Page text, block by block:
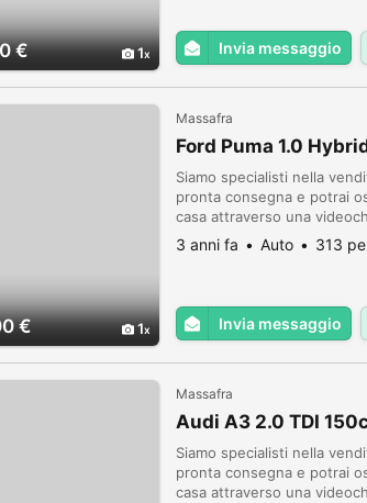
€ 1 Invia messaggio
€ 1
Massafra
Ford Puma 1.0
Siamo specialisti nella
pronta consegna e potrai
casa attraverso una
le caratteristiche della
3 anni fa Auto 313
Invia messaggio
Massafra
Audi A3 2.0 TDI
Siamo specialisti nella
pronta consegna e potrai
casa attraverso una